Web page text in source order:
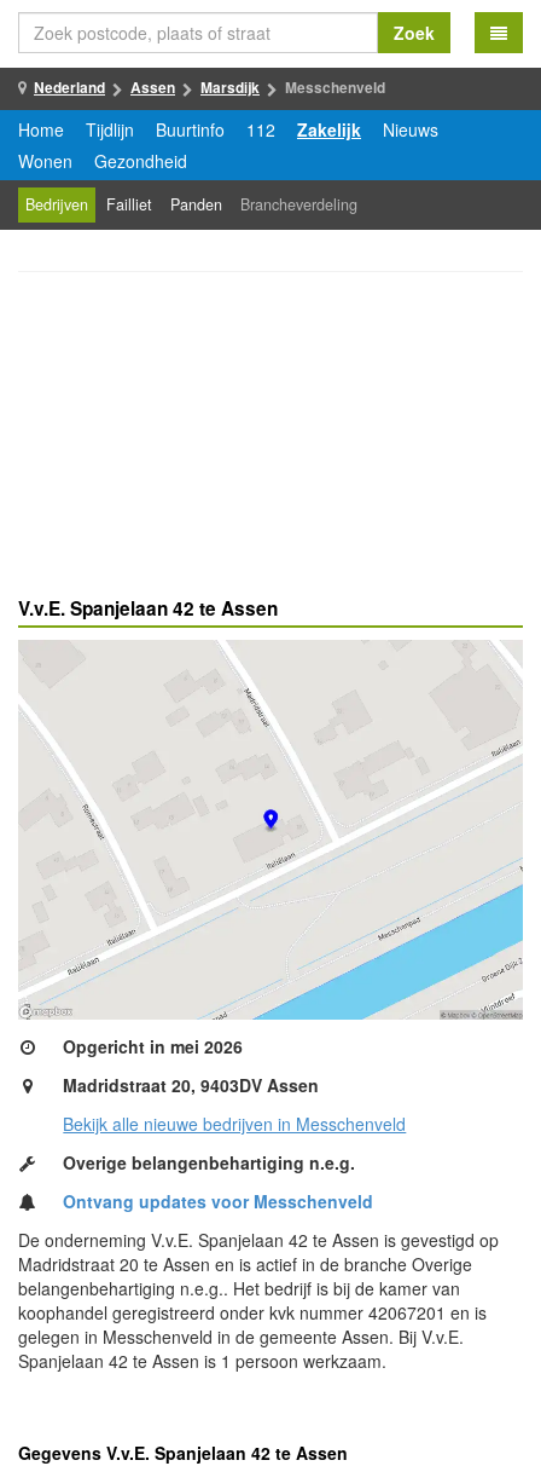
Zoek
Nederland Assen Marsdijk Messchenveld
Home Tijdlijn Buurtinfo 112 Zakelijk
Nieuws
Wonen
Gezondheid
Bedrijven Failliet Panden Brancheverdeling
V.v.E. Spanjelaan 42 te Assen
Opgericht in mei 2026
Madridstraat 20, 9403DV Assen
Bekijk alle nieuwe bedrijven in Messchenveld
Overige belangenbehartiging n.e.g.
Ontvang updates voor Messchenveld
De onderneming V.v.E. Spanjelaan 42 te Assen is gevestigd op
Madridstraat 20 te Assen en is actief in de branche Overige
belangenbehartiging n.e.g.. Het bedrijf is bij de kamer van
koophandel geregistreerd onder kvk nummer 42067201 en is
gelegen in Messchenveld in de gemeente Assen. Bij V.v.E.
Spanjelaan 42 te Assen is 1 persoon werkzaam.
Gegevens V.v.E. Spanjelaan 42 te Assen